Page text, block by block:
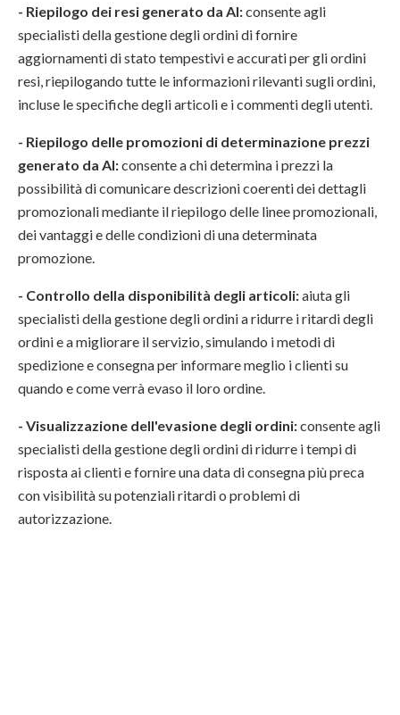
- Riepilogo dei resi generato da AI:consente agli
specialisti della gestione degli ordini di fornire
aggiornamenti di stato tempestivi e accurati per gli ordini
resi, riepilogando tutte le informazioni rilevanti sugli ordini,
incluse le specifiche degli articoli e i commenti degli utenti.
- Riepilogo delle promozioni di determinazione prezzi
generato da AI:consente a chi determina i prezzi la
possibilità di comunicare descrizioni coerenti dei dettagli
promozionali mediante il riepilogo delle linee promozionali,
dei vantaggi e delle condizioni di una determinata
promozione.
- Controllo della disponibilità degli articoli:aiuta gli
specialisti della gestione degli ordini a ridurre i ritardi degli
ordini e a migliorare il servizio, simulando i metodi di
spedizione e consegna per informare meglio i clienti su
quando e come verrà evaso il loro ordine.
- Visualizzazione dell'evasione degli ordini:consente agli
specialisti della gestione degli ordini di ridurre i tempi di
risposta ai clienti e fornire una data di consegna più preca
con visibilità su potenziali ritardi o problemi di
autorizzazione.